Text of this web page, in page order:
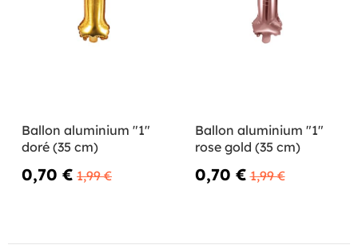
Ballon aluminium "1"
doré (35 cm)
0,70 € 1,99 €
Ballon aluminium "1"
rose gold (35 cm)
0,70 € 1,99 €